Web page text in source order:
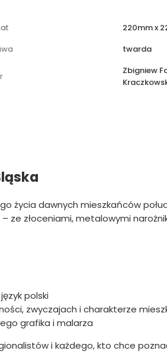
220mm x
twarda
Zbigniew
życia dawnych mieszkańców
ze złoceniami, metalowymi
polski
zwyczajach i charakterze
grafika i malarza
i każdego, kto chce